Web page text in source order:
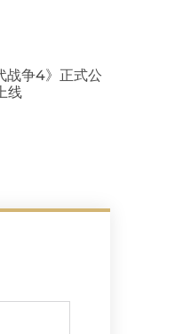
战争4》正式公
线